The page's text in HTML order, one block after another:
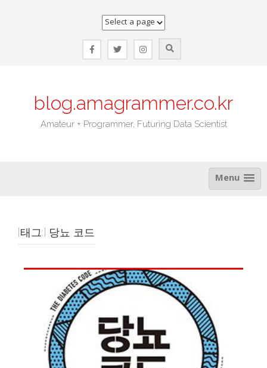
blog.amagrammer.co.kr
Amateur + Programmer, Futuring Data Scientist
Menu
[태그:] 당뇨 코드